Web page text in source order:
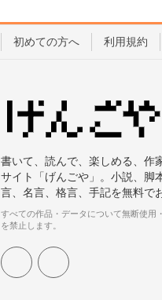
初めての方へ 利用規約
書いて、読んで、楽しめる、作
サイト「げんごや」。小説、脚
言、名言、格言、手記を無料で
すべての作品・データについて無断使用
を禁止します。